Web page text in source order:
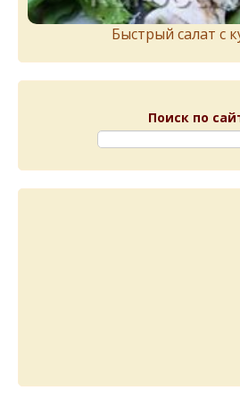
Быстрый салат с
Поиск по